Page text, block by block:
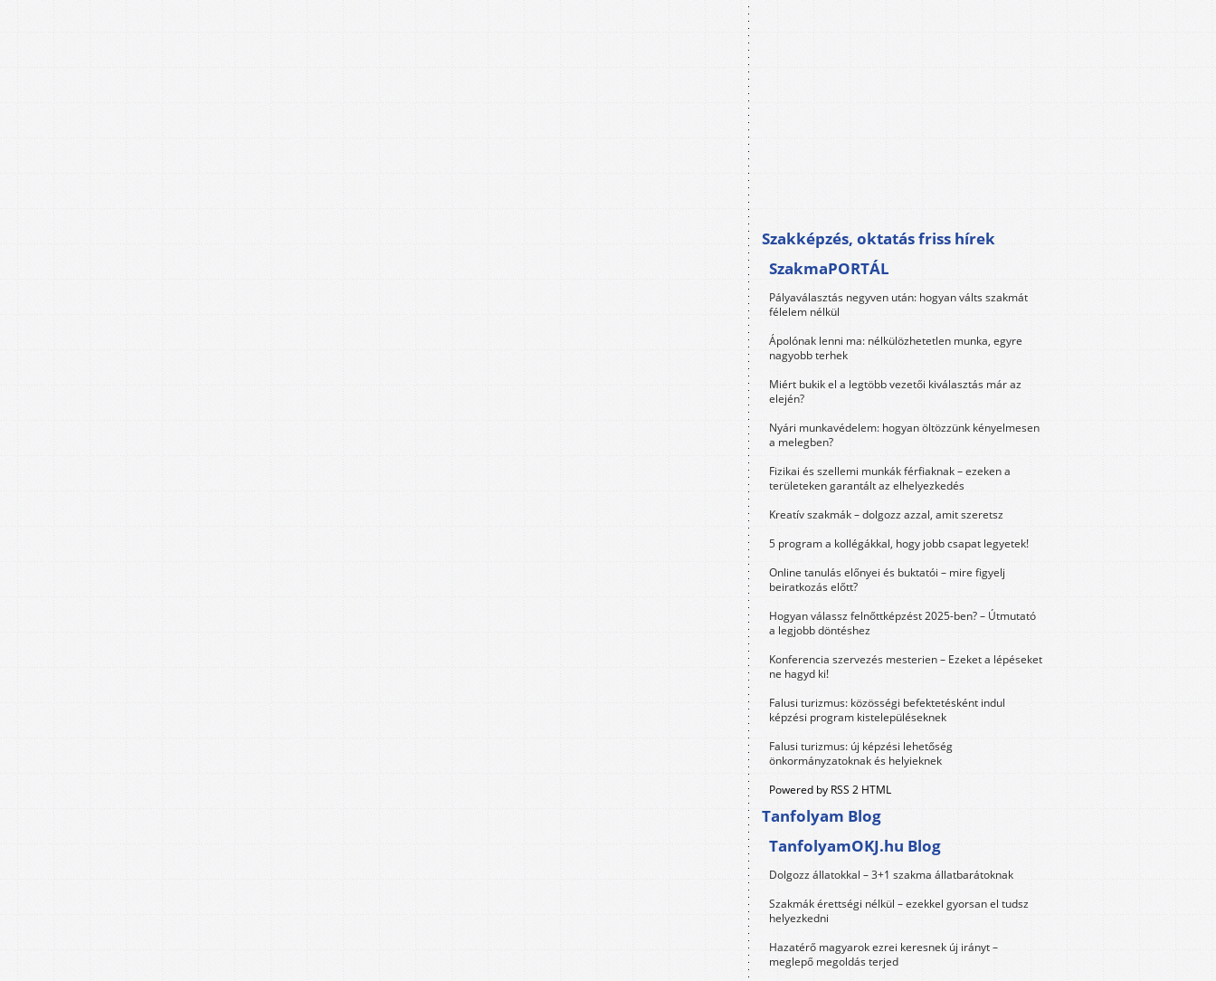
Szakképzés, oktatás friss hírek
SzakmaPORTÁL
Pályaválasztás negyven után: hogyan válts szakmát
félelem nélkül
Ápolónak lenni ma: nélkülözhetetlen munka, egyre
nagyobb terhek
Miért bukik el a legtöbb vezetői kiválasztás már az
elején?
Nyári munkavédelem: hogyan öltözzünk kényelmesen
a melegben?
Fizikai és szellemi munkák férfiaknak – ezeken a
területeken garantált az elhelyezkedés
Kreatív szakmák – dolgozz azzal, amit szeretsz
5 program a kollégákkal, hogy jobb csapat legyetek!
Online tanulás előnyei és buktatói – mire figyelj
beiratkozás előtt?
Hogyan válassz felnőttképzést 2025-ben? – Útmutató
a legjobb döntéshez
Konferencia szervezés mesterien – Ezeket a lépéseket
ne hagyd ki!
Falusi turizmus: közösségi befektetésként indul
képzési program kistelepüléseknek
Falusi turizmus: új képzési lehetőség
önkormányzatoknak és helyieknek
Powered by RSS 2 HTML
Tanfolyam Blog
TanfolyamOKJ.hu Blog
Dolgozz állatokkal – 3+1 szakma állatbarátoknak
Szakmák érettségi nélkül – ezekkel gyorsan el tudsz
helyezkedni
Hazatérő magyarok ezrei keresnek új irányt –
meglepő megoldás terjed